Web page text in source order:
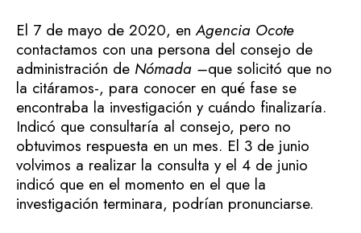
El 7 de mayo de 2020, enAgencia Ocote
contactamos con una persona del consejo de
administración de Nómada –que solicitó que no
la citáramos-, para conocer en qué fase se
encontraba la investigación y cuándo finalizaría.
Indicó que consultaría al consejo, pero no
obtuvimos respuesta en un mes. El 3 de junio
volvimos a realizar la consulta y el 4 de junio
indicó que en el momento en el que la
investigación terminara, podrían pronunciarse.